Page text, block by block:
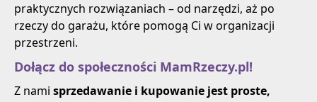
praktycznych rozwiązaniach – od narzędzi, aż po
rzeczy do garażu, które pomogą Ci w organizacji
przestrzeni.
Dołącz do społeczności MamRzeczy.pl!
Z nami sprzedawanie i kupowanie jest proste,